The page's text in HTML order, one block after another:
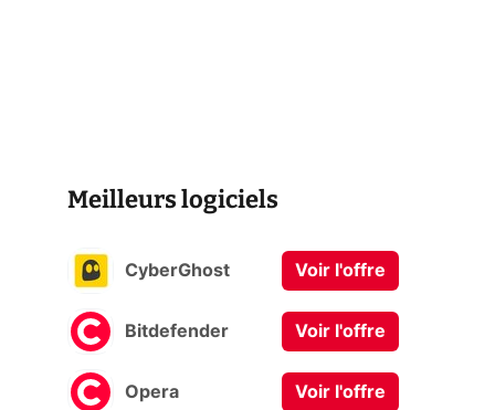
Meilleurs logiciels
CyberGhost Voir l'offre
Bitdefender Voir l'offre
Opera Voir l'offre